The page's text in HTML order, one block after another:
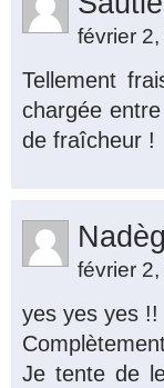
février
Tellement
chargée
de fraîcheur !
février
yes yes yes !!
Je tente de